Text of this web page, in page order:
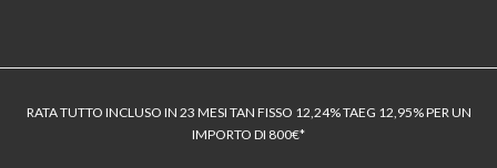
RATA TUTTO INCLUSO IN 23 MESI TAN FISSO 12,24% TAEG 12,95% PER UN
IMPORTO DI 800€*